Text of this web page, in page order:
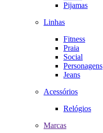
Pijamas
Linhas
Fitness
Praia
Social
Personagens
Jeans
Acessórios
Relógios
Marcas